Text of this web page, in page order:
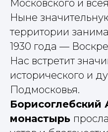
Московского и
Ныне
территории
1930 года —
Нас встретит
исторического и
Подмосковья.
Борисоглебский
монастырь